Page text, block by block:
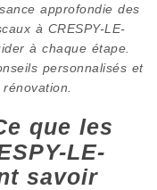
approfondie des
à CRESPY-LE-
à chaque étape.
personnalisés et
que les
LE-
savoir